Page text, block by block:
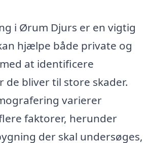
i Ørum Djurs er en vigtig
hjælpe både private og
at identificere
de bliver til store skader.
varierer
faktorer, herunder
der skal undersøges,